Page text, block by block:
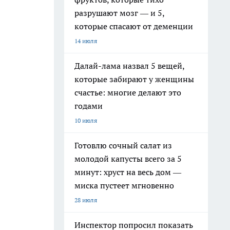
разрушают мозг — и 5,
которые спасают от деменции
14 июля
Далай-лама назвал 5 вещей,
которые забирают у женщины
счастье: многие делают это
годами
10 июля
Готовлю сочный салат из
молодой капусты всего за 5
минут: хруст на весь дом —
миска пустеет мгновенно
28 июля
Инспектор попросил показать